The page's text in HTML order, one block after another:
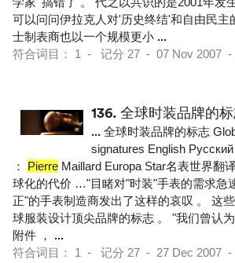
可以问问伊拉克人对'历史终结'和自由民主
士制表商也以一个规模更小 ...
符合词目： 1 - 记分 27 - 07 Nov 2007 -
136. 全球时装品牌的
... 全球时装品牌的标志
signatures English
： Pierre Maillard Europa Star名表世界翻
球化的代价 …"目睹对"时装"手表的需求急
正"的手表制造商发出了这样的哀叹 。 这
球服装设计顶尖品牌的标志 。 "我们曾认
附件 ， ...
符合词目： 1 - 记分 27 - 27 Dec 2007 -